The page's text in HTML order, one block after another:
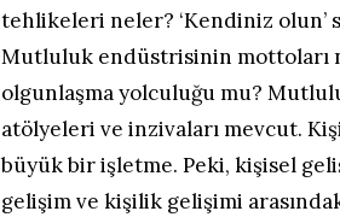
tehlikeleri neler? ‘Kendiniz olun’
Mutluluk endüstrisinin mottoları
olgunlaşma yolculuğu mu?
atölyeleri ve inzivaları mevcut.
büyük bir işletme. Peki, kişisel
gelişim ve kişilik gelişimi